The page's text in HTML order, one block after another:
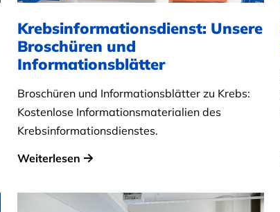
Krebsinformationsdienst: Unsere
Broschüren und
Informationsblätter
Broschüren und Informationsblätter zu Krebs:
Kostenlose Informationsmaterialien des
Krebsinformationsdienstes.
Weiterlesen